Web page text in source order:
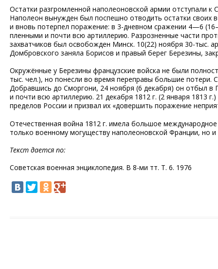
Остатки разгромленной наполеоновской армии отступали к
Наполеон вынужден был поспешно отводить остатки своих
и вновь потерпел поражение: в 3-дневном сражении 4—6
пленными и почти всю артиллерию. Разрозненные части
захватчиков был освобожден Минск. 10(22) ноября 30-тыс.
Домбровского заняла Борисов и правый берег Березины,
Окружённые у Березины французские войска не были
тыс. чел.), но понесли во время переправы большие
Добравшись до Сморгони, 24 ноября (6 декабря) он отбыл в
и почти всю артиллерию. 21 декабря 1812 г. (2 января 1813
пределов России и призвал их «довершить поражение
Отечественная война 1812 г. имела большое
только военному могуществу наполеоновской Франции, но
Текст дается по:
Советская военная энциклопедия. В 8-ми тт. Т. 6. 1976